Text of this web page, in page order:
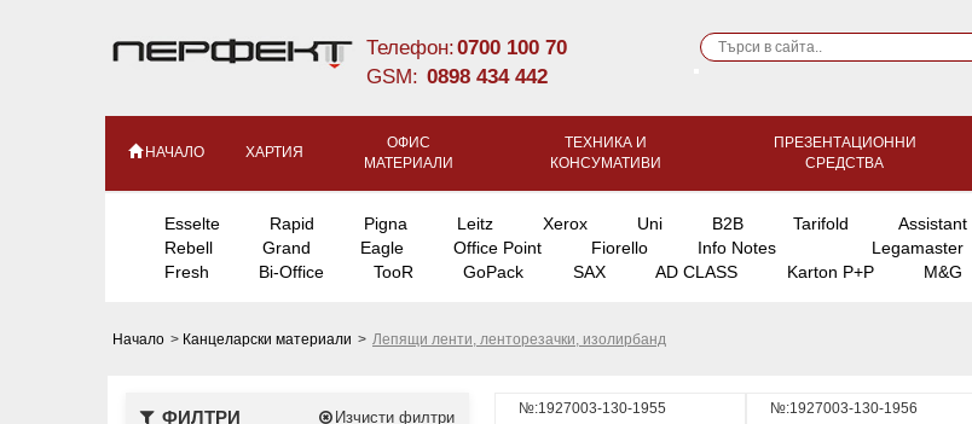
Телефон:0700 100 70
GSM: 0898 434 442
НАЧАЛО ХАРТИЯ
ОФИС
МАТЕРИАЛИ
ТЕХНИКА И
КОНСУМАТИВИ
ПРЕЗЕНТАЦИОННИ
СРЕДСТВА
Esselte Rapid Pigna Leitz Xerox Uni B2B Tarifold Assistant
Rebell
Grand Eagle Office Point Fiorello Info Notes Legamaster
Fresh
Bi-Office TooR GoPack SAX AD CLASS Karton P+P M&G
Начало > Канцеларски материали > Лепящи ленти, ленторезачки, изолирбанд
ФИЛТРИ Изчисти филтри
№:1927003-130-1955
№:1927003-130-1956